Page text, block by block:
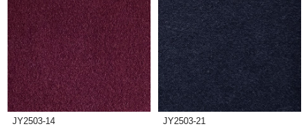
JY2503-14 JY2503-21